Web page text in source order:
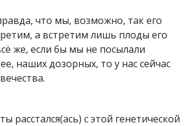
что мы, возможно, так его
a встретим лишь плоды его
же, если бы мы не посылали
наших дозорных, то у нас сейчас
расстался(ась) с этой генетической